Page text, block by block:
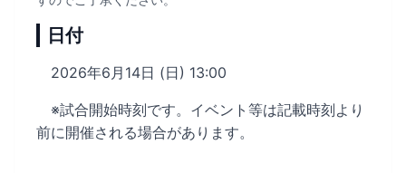
日付
2026年6月14日 (日) 13:00
※試合開始時刻です。イベント等は記載時刻より
前に開催される場合があります。